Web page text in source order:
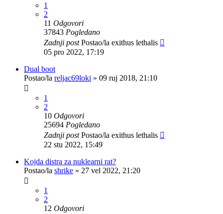
1
2
11 Odgovori
37843 Pogledano
Zadnji postPostao/la exithus lethalis
05 pro 2022, 17:19
Dual boot
Postao/la reljac69loki » 09 ruj 2018, 21:10
1
2
10 Odgovori
25694 Pogledano
Zadnji postPostao/la exithus lethalis
22 stu 2022, 15:49
Kojda distra za nuklearni rat?
Postao/la shrike » 27 vel 2022, 21:20
1
2
12 Odgovori